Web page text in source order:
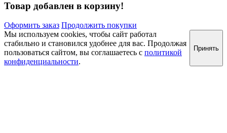
Товар добавлен в корзину!
Оформить заказ Продолжить покупки
Мы используем cookies, чтобы сайт работал
стабильно и становился удобнее для вас. Продолжая
пользоваться сайтом, вы соглашаетесь с политикой
конфиденциальности.
Принять